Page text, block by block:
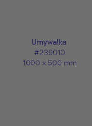
Umywalka
#239010
1000 x 500 mm